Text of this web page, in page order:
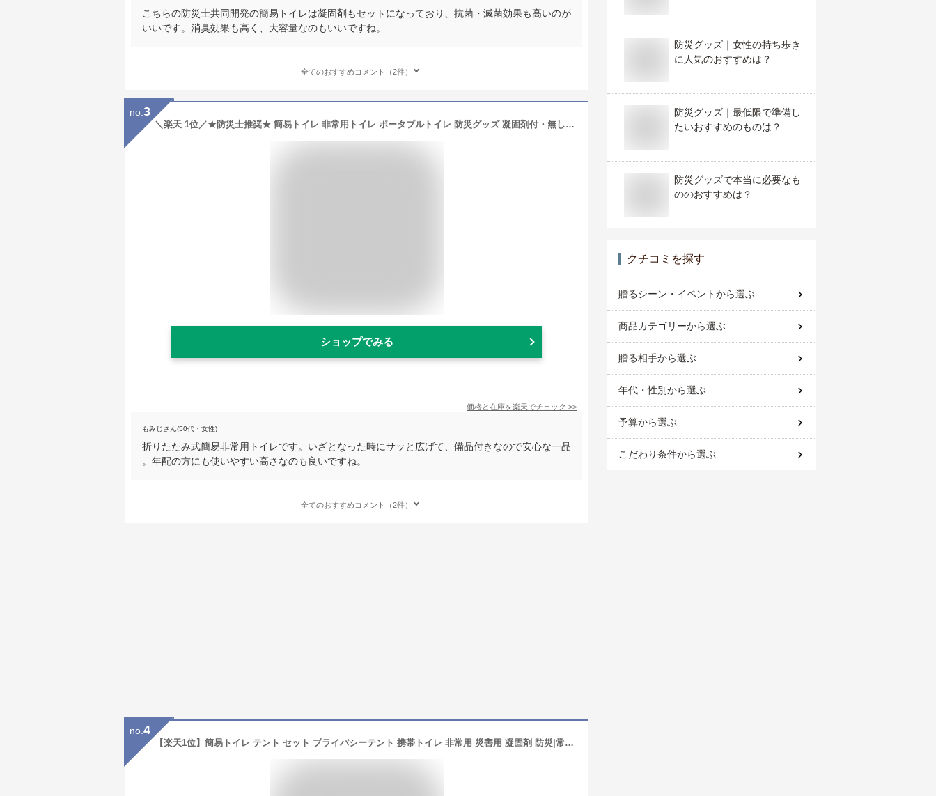
こちらの防災士共同開発の簡易トイレは凝固剤もセットになっており、抗菌・滅菌効果も高いのが
いいです。消臭効果も高く、大容量なのもいいですね。
全てのおすすめコメント（2件）
no. 3
＼楽天 1位／★防災士推奨★ 簡易トイレ 非常用トイレ ポータブルトイレ 防災グッズ 凝固剤付・無し 2タイプ 排便袋付 12回分 防災トイレ 折りたたみ 持ち運び 携帯トイレ 災害用トイレ
ショップでみる
価格と在庫を楽天でチェック >>
もみじさん(50代・女性)
折りたたみ式簡易非常用トイレです。いざとなった時にサッと広げて、備品付きなので安心な一品
。年配の方にも使いやすい高さなのも良いですね。
全てのおすすめコメント（2件）
no. 4
【楽天1位】簡易トイレ テント セット プライバシーテント 携帯トイレ 非常用 災害用 凝固剤 防災|常備 ポップアップテント ポータブルトイレ 処理袋付き プライベートテント トイレ 折りたたみ キャンプ 車中泊 着替えテント 避難用 地震 蓋付
防災グッズ｜女性の持ち歩き
に人気のおすすめは？
防災グッズ｜最低限で準備し
たいおすすめのものは？
防災グッズで本当に必要なも
ののおすすめは？
クチコミを探す
贈るシーン・イベントから選ぶ
商品カテゴリーから選ぶ
贈る相手から選ぶ
年代・性別から選ぶ
予算から選ぶ
こだわり条件から選ぶ